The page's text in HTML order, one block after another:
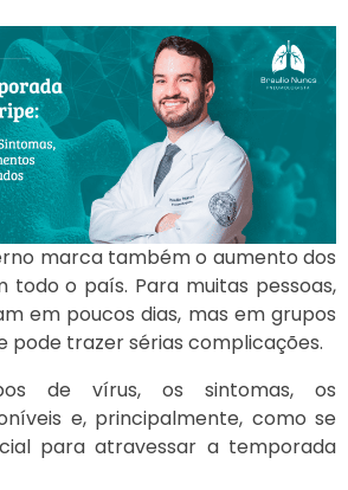
marca também o aumento dos
todo o país. Para muitas pessoas,
em poucos dias, mas em grupos
pode trazer sérias complicações.
de vírus, os sintomas, os
e, principalmente, como se
para atravessar a temporada